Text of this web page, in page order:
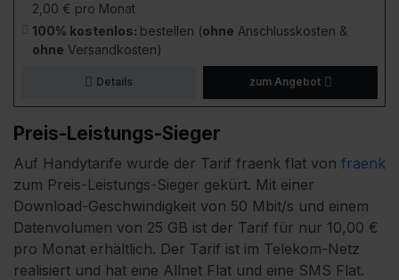
2,00 € pro Monat
100% kostenlos: bestellen (ohne Anschlusskosten &
ohne Versandkosten)
Details zum Angebot
Preis-Leistungs-Sieger
Auf Handytarife wurde der Tarif fraenk flat von fraenk
zum Preis-Leistungs-Sieger gekürt. Mit einer
Download-Geschwindigkeit von 50 Mbit/s und einem
Datenvolumen von 25 GB ist der Tarif für nur 10,00 €
pro Monat erhältlich. Der Tarif ist im Telekom-Netz
realisiert und hat eine Allnet Flat und eine SMS Flat.